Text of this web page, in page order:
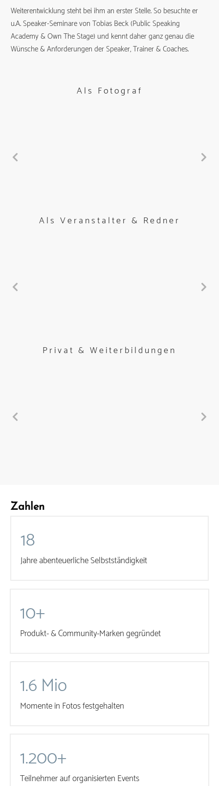
Weiterentwicklung steht bei ihm an erster Stelle. So besuchte er
u.A. Speaker-Seminare von Tobias Beck (Public Speaking
Academy & Own The Stage) und kennt daher ganz genau die
Wünsche & Anforderungen der Speaker, Trainer & Coaches.
Als Fotograf
Als Veranstalter & Redner
Privat & Weiterbildungen
Zahlen
18
Jahre abenteuerliche Selbstständigkeit
10+
Produkt- & Community-Marken gegründet
1.6 Mio
Momente in Fotos festgehalten
1.200+
Teilnehmer auf organisierten Events